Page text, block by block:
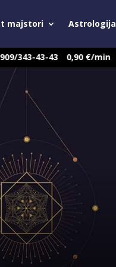
majstori Astrologija
343-43-43 0,90 €/min